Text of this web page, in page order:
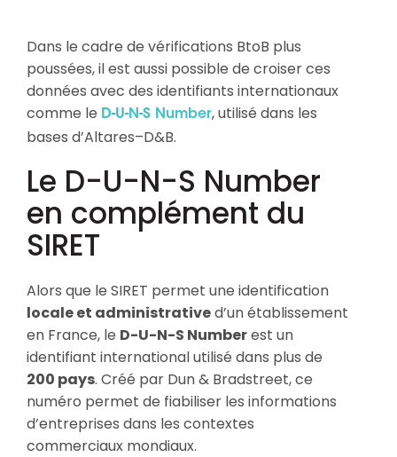
Dans le cadre de vérifications BtoB plus
poussées, il est aussi possible de croiser ces
données avec des identifiants internationaux
comme le D-U-N-S Number, utilisé dans les
bases d’Altares–D&B.
Le D-U-N-S Number
en complément du
SIRET
Alors que le SIRET permet une identification
locale et administratived’un établissement
en France, le D-U-N-S Numberest un
identifiant international utilisé dans plus de
200 pays. Créé par Dun & Bradstreet, ce
numéro permet de fiabiliser les informations
d’entreprises dans les contextes
commerciaux mondiaux.